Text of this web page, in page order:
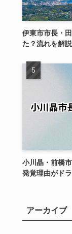
伊東市市長・
た？流れを解説
小川晶・前橋
発覚理由がド
アーカイブ